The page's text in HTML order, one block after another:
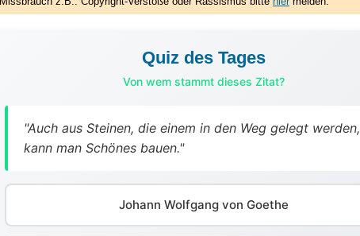
Quiz des Tages
Von wem stammt dieses Zitat?
"Auch aus Steinen, die einem in den Weg gelegt werden,
kann man Schönes bauen."
Johann Wolfgang von Goethe